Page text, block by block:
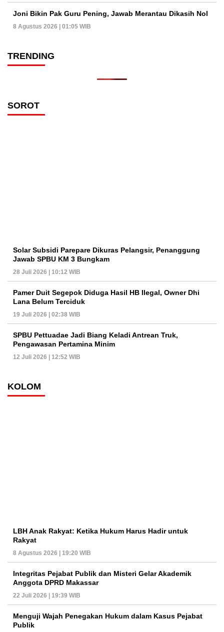
Joni Bikin Pak Guru Pening, Jawab Merantau Dikasih Nol
8 Agustus 2026 | 01:05 WIB
TRENDING
SOROT
Solar Subsidi Parepare Dikuras Pelangsir, Penanggung
Jawab SPBU KM 3 Bungkam
28 Juli 2026 | 10:12 WIB
Pamer Duit Segepok Diduga Hasil HB Ilegal, Owner Dhi
Lana Belum Terciduk
19 Juli 2026 | 02:38 WIB
SPBU Pettuadae Jadi Biang Keladi Antrean Truk,
Pengawasan Pertamina Minim
12 Juli 2026 | 12:52 WIB
KOLOM
LBH Anak Rakyat: Ketika Hukum Harus Hadir untuk
Rakyat
8 Agustus 2026 | 19:20 WIB
Integritas Pejabat Publik dan Misteri Gelar Akademik
Anggota DPRD Makassar
22 Juli 2026 | 19:39 WIB
Menguji Wajah Penegakan Hukum dalam Kasus Pejabat
Publik